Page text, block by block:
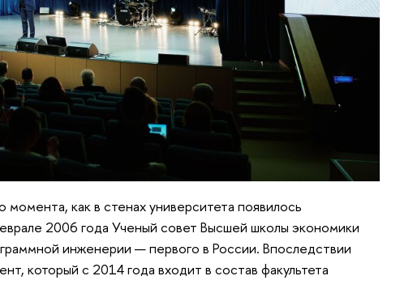
как в стенах университета появилось
2006 года Ученый совет Высшей школы экономики
инженерии — первого в России. Впоследствии
который с 2014 года входит в состав факультета